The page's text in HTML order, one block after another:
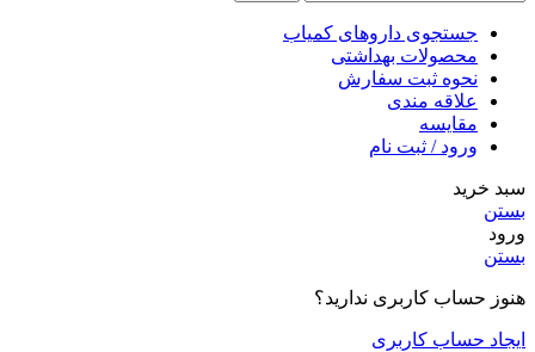
جستجوی داروهای کمیاب
محصولات بهداشتی
نحوه ثبت سفارش
علاقه مندی
مقایسه
ورود / ثبت نام
سبد خرید
بستن
ورود
بستن
هنوز حساب کاربری ندارید؟
ایجاد حساب کاربری